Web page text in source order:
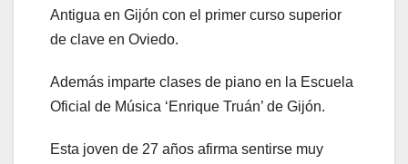
Antigua en Gijón con el primer curso superior
de clave en Oviedo.
Además imparte clases de piano en la Escuela
Oficial de Música ‘Enrique Truán’ de Gijón.
Esta joven de 27 años afirma sentirse muy